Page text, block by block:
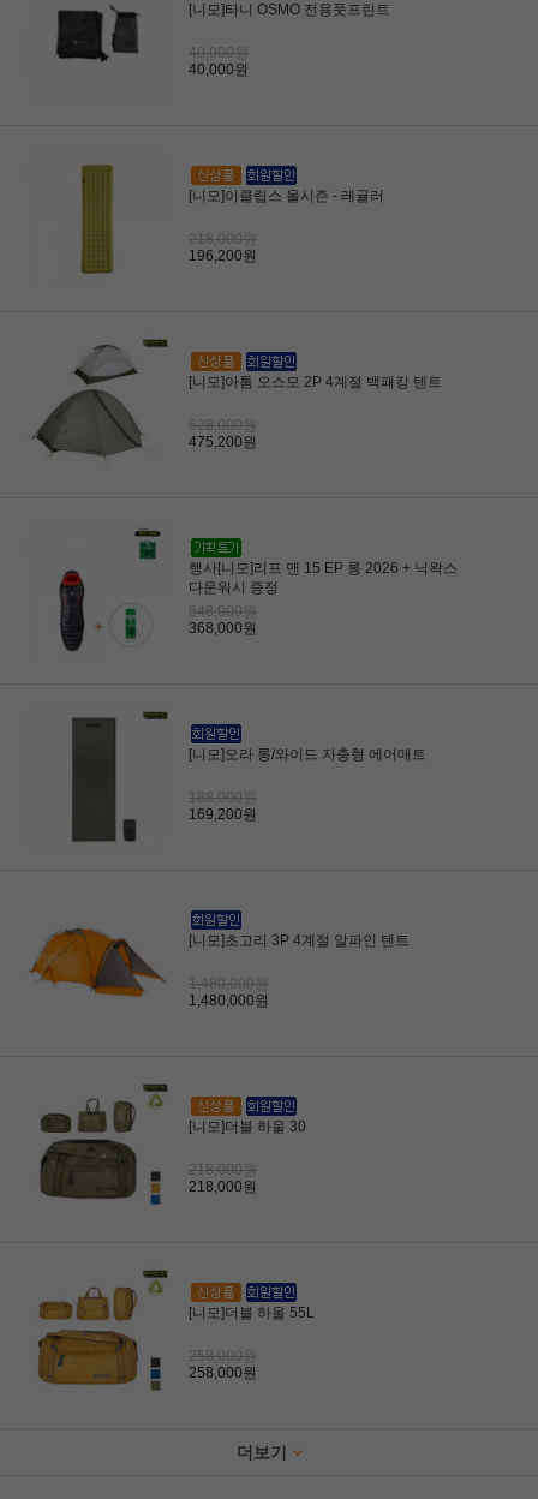
[니모]타니 OSMO 전용풋프린트
40,000원
40,000원
[니모]이클립스 올시즌 - 레귤러
218,000원
196,200원
[니모]아톰 오스모 2P 4계절 백패킹 텐트
528,000원
475,200원
행사[니모]리프 맨 15 EP 롱 2026 + 닉왁스
다운워시 증정
548,000원
368,000원
[니모]오라 롱/와이드 자충형 에어매트
188,000원
169,200원
[니모]초고리 3P 4계절 알파인 텐트
1,480,000원
1,480,000원
[니모]더블 하울 30
218,000원
218,000원
[니모]더블 하울 55L
258,000원
258,000원
더보기